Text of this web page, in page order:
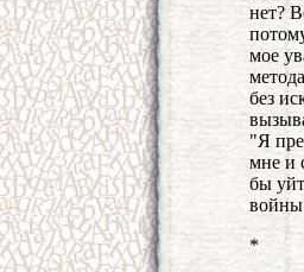
нет?
мое
без
"Я
мне и
бы
*